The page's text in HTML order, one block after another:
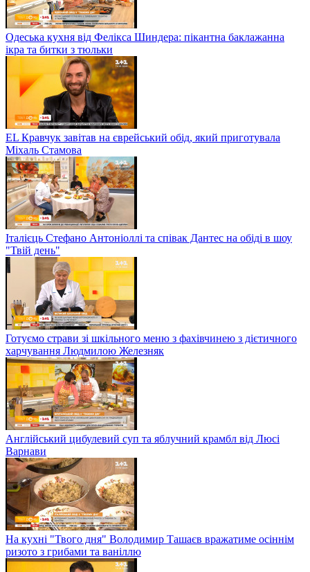
Фудблогерка Дарія Дорошкевич приготувала чіпси з
овочевого лушпиння та кекси у студії Твого дня
Готуємо картопляники з білими грибами за швидким
рецептом від Руслани Писанки
Одеська кухня від Фелікса Шиндера: пікантна баклажанна
ікра та битки з тюльки
EL Кравчук завітав на єврейський обід, який приготувала
Міхаль Стамова
Італієць Стефано Антоніоллі та співак Дантес на обіді в шоу
"Твій день"
Готуємо страви зі шкільного меню з фахівчинею з дієтичного
харчування Людмилою Железняк